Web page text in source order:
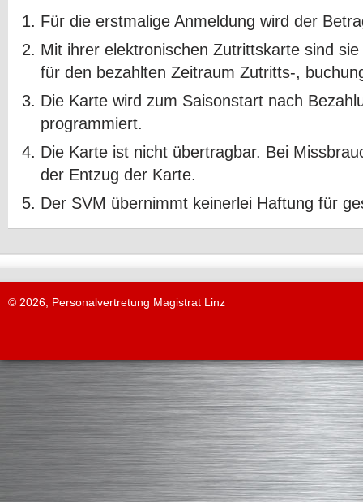
Für die erstmalige Anmeldung wird der
Mit ihrer elektronischen Zutrittskarte sind
für den bezahlten Zeitraum Zutritts-,
Die Karte wird zum Saisonstart nach
programmiert.
Die Karte ist nicht übertragbar. Bei
der Entzug der Karte.
Der SVM übernimmt keinerlei Haftung für
© 2026, Personalvertretung Magistrat Linz